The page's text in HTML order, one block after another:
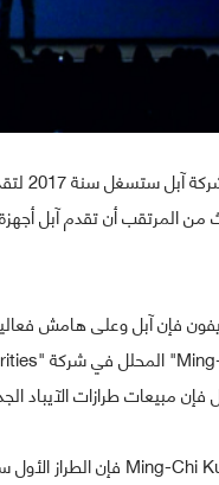
من
من المرتقب أن تقدم آبل
مبيعات طرازات الآيباد